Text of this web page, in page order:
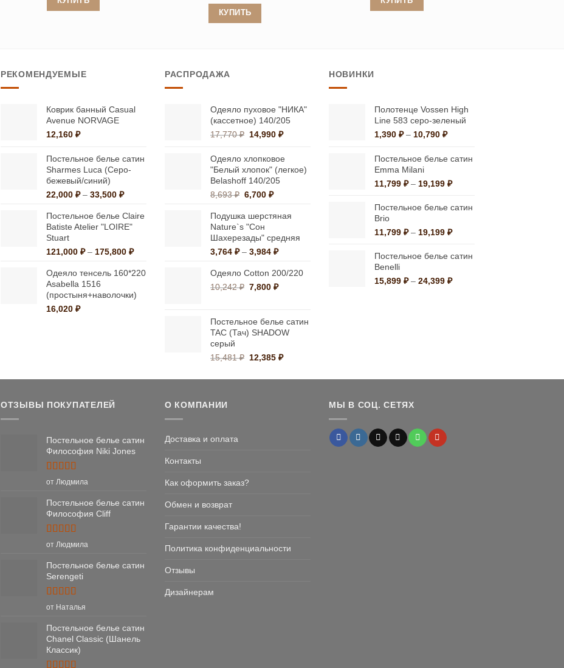
вариаций.
можно
выбрать
на
странице
товара.
КУПИТЬ
Опции
можно
выбрать
странице
товара.
можно
выбрать
на
странице
товара.
РЕКОМЕНДУЕМЫЕ
Коврик банный Casual
Avenue NORVAGE
12,160 ₽
Постельное белье сатин
Sharmes Luca (Cеро-
бежевый/синий)
22,000 ₽ – 33,500 ₽Диапазон
22,000 ₽
–
Постельное белье Claire
Batiste Atelier "LOIRE"
Stuart
121,000 ₽ – 175,800 ₽Диапазон
121,000 ₽
175,800 ₽
Одеяло тенсель 160*220
Asabella 1516
(простыня+наволочки)
16,020 ₽
РАСПРОДАЖА
Одеяло пуховое "НИКА"
(кассетное) 140/205
17,770₽ Первоначальная
составляла
17,770 ₽.
14,990₽Текущая
14,990 ₽.
Одеяло хлопковое
"Белый хлопок" (легкое)
Belashoff 140/205
8,693₽ Первоначальная
составляла
8,693 ₽.
6,700₽Текущая
6,700 ₽.
Подушка шерстяная
Nature`s "Сон
Шахерезады" средняя
3,764 ₽ – 3,984 ₽Диапазон
3,764 ₽
–
Одеяло Cotton 200/220
10,242₽ Первоначальная
10,242 ₽.
7,800₽Текущая
Постельное белье сатин
TAC (Тач) SHADOW
серый
15,481₽ Первоначальная
составляла
12,385₽Текущая
12,385 ₽.
НОВИНКИ
Полотенце Vossen High
Line 583 серо-зеленый
1,390 ₽ – 10,790 ₽Диапазон
1,390 ₽
10,790 ₽
Постельное белье сатин
Emma Milani
11,799 ₽ – 19,199 ₽Диапазон
11,799 ₽
19,199 ₽
Постельное белье сатин
Brio
11,799 ₽ – 19,199 ₽Диапазон
11,799 ₽
19,199 ₽
Постельное белье сатин
Benelli
15,899 ₽ – 24,399 ₽Диапазон
ОТЗЫВЫ ПОКУПАТЕЛЕЙ
Постельное белье сатин
Философия Niki Jones
Оценка5
от Людмила
Постельное белье сатин
Философия Cliff
Оценка5
от Людмила
Постельное белье сатин
Serengeti
Оценка5
от Наталья
Постельное белье сатин
Chanel Classic (Шанель
Классик)
О КОМПАНИИ
Доставка и оплата
Контакты
Как оформить заказ?
Обмен и возврат
Гарантии качества!
Политика конфиденциальности
Отзывы
Дизайнерам
МЫ В СОЦ. СЕТЯХ